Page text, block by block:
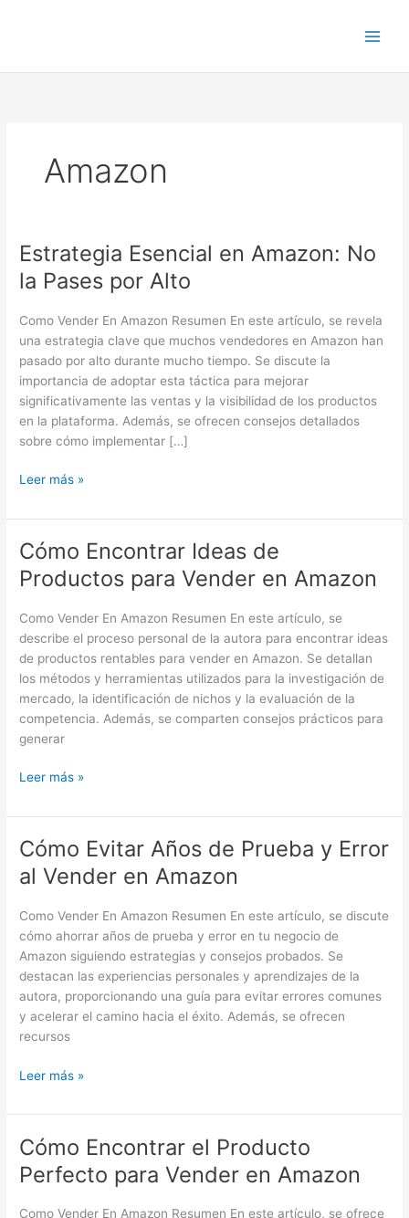
Amazon
Estrategia Esencial en Amazon: No
la Pases por Alto
Como Vender En Amazon Resumen En este artículo, se revela
una estrategia clave que muchos vendedores en Amazon han
pasado por alto durante mucho tiempo. Se discute la
importancia de adoptar esta táctica para mejorar
significativamente las ventas y la visibilidad de los productos
en la plataforma. Además, se ofrecen consejos detallados
sobre cómo implementar […]
Estrategia
Esencial
en
No
la
Pases
por
Alto
Leer más »
Cómo Encontrar Ideas de
Productos para Vender en Amazon
Como Vender En Amazon Resumen En este artículo, se
describe el proceso personal de la autora para encontrar ideas
de productos rentables para vender en Amazon. Se detallan
los métodos y herramientas utilizados para la investigación de
mercado, la identificación de nichos y la evaluación de la
competencia. Además, se comparten consejos prácticos para
generar
Cómo
Encontrar
Ideas
Productos
para
Vender
en
Amazon
Leer más »
Cómo Evitar Años de Prueba y Error
al Vender en Amazon
Como Vender En Amazon Resumen En este artículo, se discute
cómo ahorrar años de prueba y error en tu negocio de
Amazon siguiendo estrategias y consejos probados. Se
destacan las experiencias personales y aprendizajes de la
autora, proporcionando una guía para evitar errores comunes
y acelerar el camino hacia el éxito. Además, se ofrecen
recursos
Cómo
Evitar
Años
Prueba
y
Error
al
Vender
en
Amazon
Leer más »
Cómo Encontrar el Producto
Perfecto para Vender en Amazon
Como Vender En Amazon Resumen En este artículo, se ofrece
Cómo
Encontrar
el